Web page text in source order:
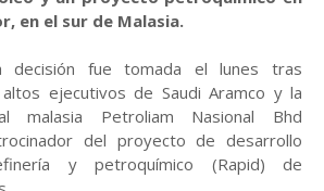
en el sur de Malasia.
decisión fue tomada el lunes tras
ejecutivos de Saudi Aramco y la
malasia Petroliam Nasional Bhd
del proyecto de desarrollo
y petroquímico (Rapid) de